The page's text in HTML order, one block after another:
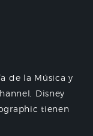
de la Música y
Disney
tienen